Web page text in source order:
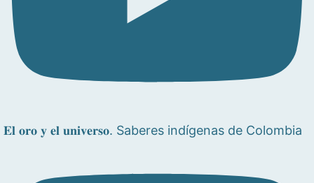
𝐄𝐥 𝐨𝐫𝐨 𝐲 𝐞𝐥 𝐮𝐧𝐢𝐯𝐞𝐫𝐬𝐨. Saberes indígenas de Colombia